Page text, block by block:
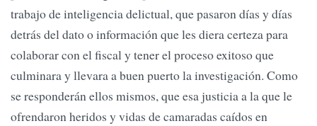
trabajo de inteligencia delictual, que pasaron días y días
detrás del dato o información que les diera certeza para
colaborar con el fiscal y tener el proceso exitoso que
culminara y llevara a buen puerto la investigación. Como
se responderán ellos mismos, que esa justicia a la que le
ofrendaron heridos y vidas de camaradas caídos en